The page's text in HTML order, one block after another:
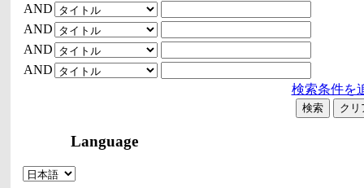
AND
AND
AND
AND
検索条件を
Language